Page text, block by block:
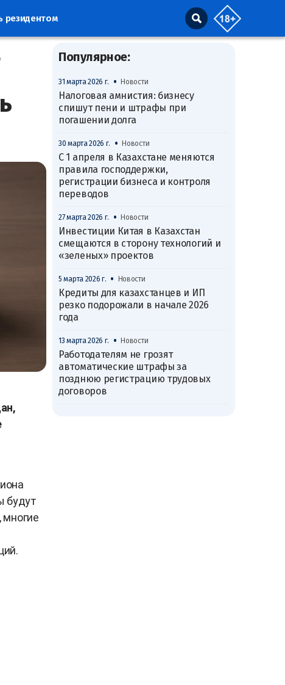
резидентом
будут
многие
Популярное:
31 марта 2026 г. • Новости
Налоговая амнистия: бизнесу
спишут пени и штрафы при
погашении долга
30 марта 2026 г. • Новости
С 1 апреля в Казахстане меняются
правила господдержки,
регистрации бизнеса и контроля
переводов
27 марта 2026 г. • Новости
Инвестиции Китая в Казахстан
смещаются в сторону технологий и
«зеленых» проектов
5 марта 2026 г. • Новости
Кредиты для казахстанцев и ИП
резко подорожали в начале 2026
года
13 марта 2026 г. • Новости
Работодателям не грозят
автоматические штрафы за
позднюю регистрацию трудовых
договоров